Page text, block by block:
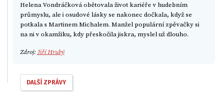
Helena Vondráčková obětovala život kariéře v hudebním
průmyslu, ale i osudové lásky se nakonec dočkala, když se
potkala s Martinem Michalem. Manžel populární zpěvačky si
na ni v okamžiku, kdy přeskočila jiskra, myslel už dlouho.
Zdroj: Jiří Hrubý
DALŠÍ ZPRÁVY